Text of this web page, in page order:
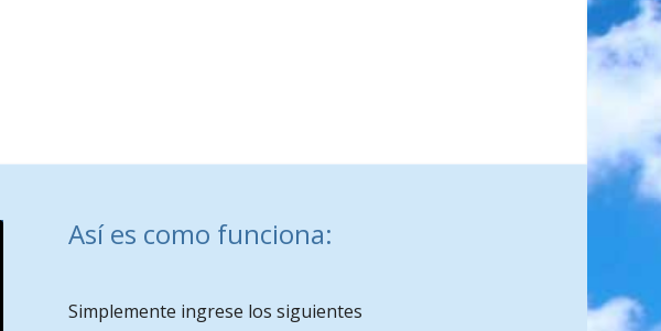
Así es como funciona:
Simplemente ingrese los siguientes